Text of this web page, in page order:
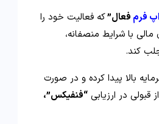
فرم فعال”که فعالیت خود را
با شرایط منصفانه،
کند.
بالا پیدا کرده و در صورت
در ارزیابی “فنفیکس”،